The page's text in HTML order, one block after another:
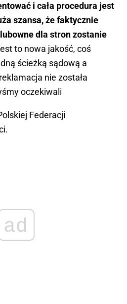
i cała procedura jest
szansa, że faktycznie
dla stron zostanie
to nowa jakość, coś
ścieżką sądową a
nie została
oczekiwali
Federacji
ad